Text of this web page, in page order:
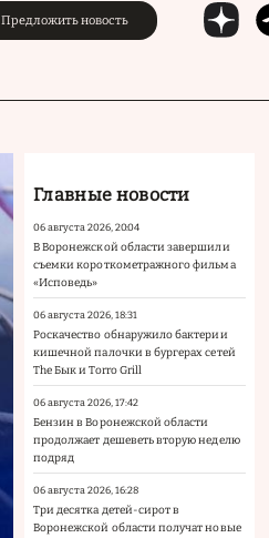
Предложить новость
Главные новости
06 августа 2026, 20:04
В Воронежской области завершили
съемки короткометражного фильма
«Исповедь»
06 августа 2026, 18:31
Роскачество обнаружило бактерии
кишечной палочки в бургерах сетей
The Бык и Torro Grill
06 августа 2026, 17:42
Бензин в Воронежской области
продолжает дешеветь вторую неделю
подряд
06 августа 2026, 16:28
Три десятка детей-сирот в
Воронежской области получат новые